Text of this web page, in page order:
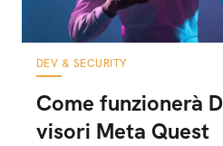
DEV & SECURITY
Come funzionerà
visori Meta Quest